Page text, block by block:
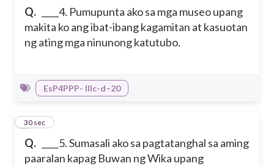
Q.
____4. Pumupunta ako sa mga museo upang
makita ko ang ibat-ibang kagamitan at kasuotan
ng ating mga ninunong katutubo.
EsP4PPP- IIIc-d–20
Q.
____5. Sumasali ako sa pagtatanghal sa aming
paaralan kapag Buwan ng Wika upang
5
30 sec